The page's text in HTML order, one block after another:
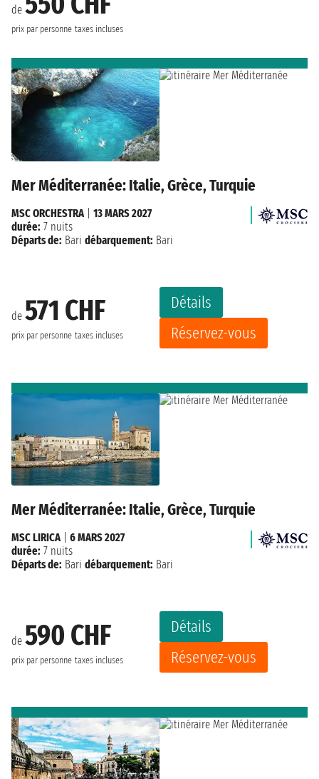
de
prix par personne taxes incluses
Mer Méditerranée: Italie, Grèce, Turquie
de 571 CHF
prix par personne taxes incluses
Détails
Réservez-vous
MSC ORCHESTRA| 13 MARS 2027
durée: 7 nuits
Départs de: Bari débarquement: Bari
Mer Méditerranée: Italie, Grèce, Turquie
de 590 CHF
prix par personne taxes incluses
Détails
Réservez-vous
MSC LIRICA| 6 MARS 2027
durée: 7 nuits
Départs de: Bari débarquement: Bari